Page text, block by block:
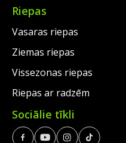
Riepas
Vasaras riepas
Ziemas riepas
Vissezonas riepas
Riepas ar radzēm
Sociālie tīkli